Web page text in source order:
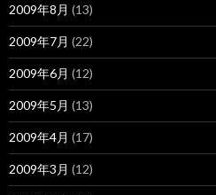
2009年8月 (13)
2009年7月 (22)
2009年6月 (12)
2009年5月 (13)
2009年4月 (17)
2009年3月 (12)